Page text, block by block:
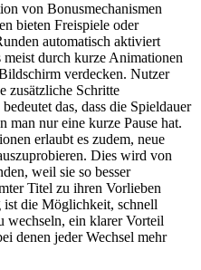
von Bonusmechanismen
bieten Freispiele oder
automatisch aktiviert
durch kurze Animationen
verdecken. Nutzer
zusätzliche Schritte
das, dass die Spieldauer
nur eine kurze Pause hat.
erlaubt es zudem, neue
Dies wird von
weil sie so besser
Titel zu ihren Vorlieben
ist die Möglichkeit, schnell
wechseln, ein klarer Vorteil
denen jeder Wechsel mehr